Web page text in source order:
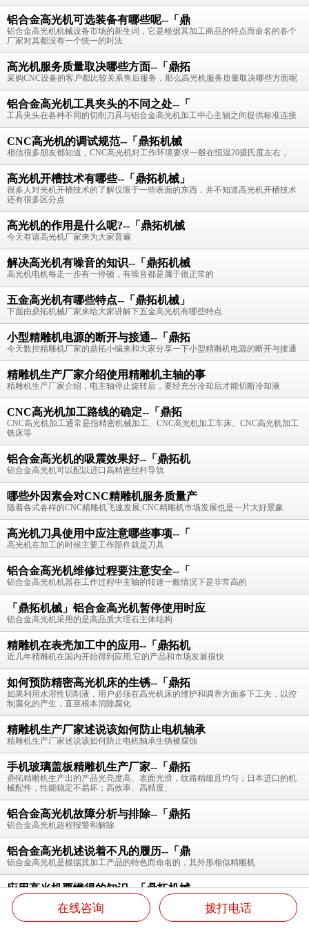
铝合金高光机可选装备有哪些呢--「鼎
铝合金高光机机械设备市场的新生词，它是根据其加工商品的特点而命名的各个
厂家对其都没有一个统一的叫法
高光机服务质量取决哪些方面--「鼎拓
采购CNC设备的客户都比较关系售后服务，那么高光机服务质量取决哪些方面呢
铝合金高光机工具夹头的不同之处--「
工具夹头在各种不同的切削刀具与铝合金高光机加工中心主轴之间提供标准连接
CNC高光机的调试规范--「鼎拓机械
相信很多朋友都知道，CNC高光机对工作环境要求一般在恒温20摄氏度左右，
高光机开槽技术有哪些--「鼎拓机械」
很多人对光机开槽技术的了解仅限于一些表面的东西，并不知道高光机开槽技术
还有很多区分点
高光机的作用是什么呢?--「鼎拓机械
今天有请高光机厂家来为大家普遍
解决高光机有噪音的知识--「鼎拓机械
高光机电机每走一步有一停顿，有噪音都是属于很正常的
五金高光机有哪些特点--「鼎拓机械」
下面由鼎拓机械厂家来给大家讲解下五金高光机有哪些特点
小型精雕机电源的断开与接通--「鼎拓
今天数控精雕机厂家的鼎拓小编来和大家分享一下小型精雕机电源的断开与接通
精雕机生产厂家介绍使用精雕机主轴的事
精雕机生产厂家介绍，电主轴停止旋转后，要经充分冷却后才能切断冷却液
CNC高光机加工路线的确定--「鼎拓
CNC高光机加工通常是指精密机械加工、CNC高光机加工车床、CNC高光机加工
铣床等
铝合金高光机的吸震效果好--「鼎拓机
铝合金高光机可以配以进口高精密丝杆导轨
哪些外因素会对CNC精雕机服务质量产
随着各式各样的CNC精雕机飞速发展,CNC精雕机市场发展也是一片大好景象
高光机刀具使用中应注意哪些事项--「
高光机在加工的时候主要工作部件就是刀具
铝合金高光机维修过程要注意安全--「
铝合金高光机机器在工作过程中主轴的转速一般情况下是非常高的
「鼎拓机械」铝合金高光机暂停使用时应
铝合金高光机采用的是高品质大理石主体结构
精雕机在表壳加工中的应用--「鼎拓机
近几年精雕机在国内开始得到应用,它的产品和市场发展很快
如何预防精密高光机床的生锈--「鼎拓
如果利用水溶性切削液，用户必须在高光机床的维护和调养方面多下工夫，以控
制腐化的产生，直至根本消除腐化
精雕机生产厂家述说该如何防止电机轴承
精雕机生产厂家述说该如何防止电机轴承生锈被腐蚀
手机玻璃盖板精雕机生产厂家--「鼎拓
鼎拓精雕机生产出的产品光亮度高、表面光滑，纹路精细且均匀；日本进口的机
械配件，性能稳定不易坏；高效率、高精度、
铝合金高光机故障分析与排除--「鼎拓
铝合金高光机超程报警和解除
铝合金高光机述说着不凡的履历--「鼎
铝合金高光机是根据其加工产品的特色而命名的，其外形相似精雕机
应用高光机要懂得的知识--「鼎拓机械
高光机是根据其加工产品的特点而命名的，其外形类似精雕机，主轴选用
100000RPM的气浮主轴，在加工产品时，达
高光机 产品中心
在线咨询 拨打电话